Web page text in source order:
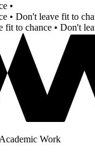
•
• Don't leave fit to
fit to chance • Don't
Academic Work